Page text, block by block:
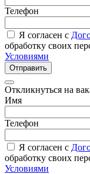
Телефон
Я согласен с
обработку своих
Условиями
Отправить
Откликнуться на
Имя
Телефон
Я согласен с
обработку своих
Условиями